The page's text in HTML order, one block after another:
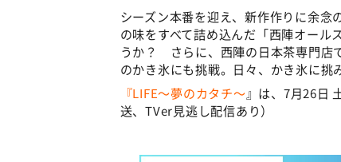
シーズン本番を迎え、新作作りに余
の味をすべて詰め込んだ「西陣オール
うか？ さらに、西陣の日本茶専門店
のかき氷にも挑戦。日々、かき氷に挑
『LIFE～夢のカタチ～』は、7月26日
送、TVer見逃し配信あり）